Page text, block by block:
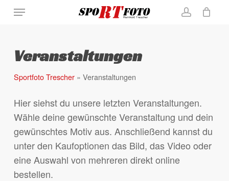
Skip
content
MenuWarenkorb
Close
Veranstaltungen
Sportfoto Trescher» Veranstaltungen
Hier siehst du unsere letzten Veranstaltungen.
Wähle deine gewünschte Veranstaltung und dein
gewünschtes Motiv aus. Anschließend kannst du
unter den Kaufoptionen das Bild, das Video oder
eine Auswahl von mehreren direkt online
bestellen.